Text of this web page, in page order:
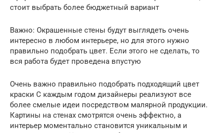
стоит выбрать более бюджетный вариант
Важно: Окрашенные стены будут выглядеть очень
интересно в любом интерьере, но для этого нужно
правильно подобрать цвет. Если этого не сделать, то
вся работа будет проведена впустую
Очень важно правильно подобрать подходящий цвет
краски С каждым годом дизайнеры реализуют все
более смелые идеи посредством малярной продукции.
Картины на стенах смотрятся очень эффектно, а
интерьер моментально становится уникальным и